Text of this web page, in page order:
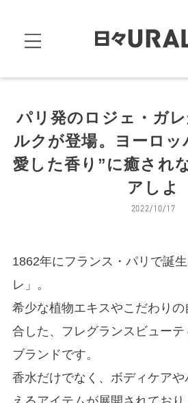
パリ発のロジェ・ガ
ルクが登場。ヨーロッ
愛した香り”に癒され
アしよ
2022/10/17
1862年にフランス・パリで誕
レ」。
希少な植物エキスやこだわり
合した、フレグランスビュー
ブランドです。
香水だけでなく、ボディケア